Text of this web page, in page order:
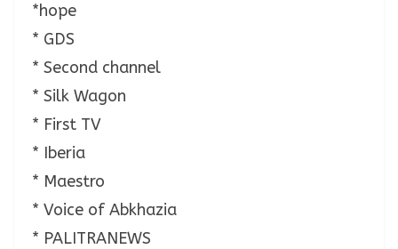
*hope
* GDS
* Second channel
* Silk Wagon
* First TV
* Iberia
* Maestro
* Voice of Abkhazia
* PALITRANEWS